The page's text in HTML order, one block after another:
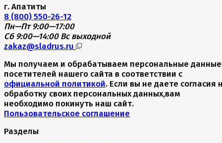
г. Апатиты
8 (800) 550-26-12
Пн—Пт 9:00—17:00
Сб 9:00—14:00 Вс выходной
zakaz@sladrus.ru
Мы получаем и обрабатываем персональные данные
посетителей нашего сайта в соответствии с
официальной политикой. Если вы не даете согласия
обработку своих персональных данных,вам
необходимо покинуть наш сайт.
Пользовательское соглашение
Разделы